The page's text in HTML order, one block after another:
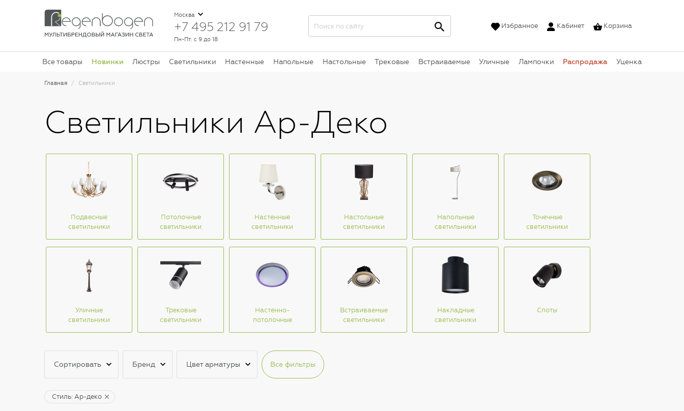
Москва
+7 495 212 91 79
Пн-Пт: с 9 до 18
Избранное Кабинет Корзина
Все товары Новинки Люстры Светильники Настенные Напольные Настольные Трековые Встраиваемые Уличные Лампочки Распродажа Уценка
Главная Светильники
Светильники Ар-Деко
Подвесные
светильники
Потолочные
светильники
Настенные
светильники
Настольные
светильники
Напольные
светильники
Точечные
светильники
Уличные
светильники
Трековые
светильники
Настенно-
потолочные
Встраиваемые
светильники
Накладные
светильники
Споты
Сортировать Бренд Цвет арматуры Все фильтры
Стиль: Ар-деко